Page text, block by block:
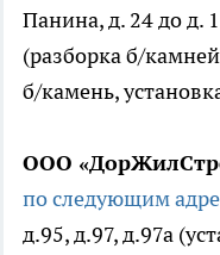
Панина, д. 24 до д.
(разборка б/
б/камень,
ООО
по следующим
д.95, д.97, д.97а